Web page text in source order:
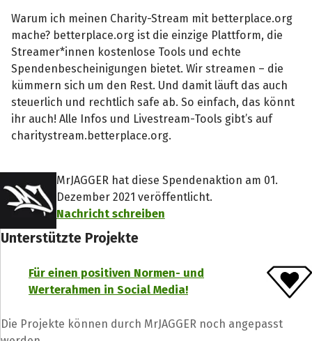
Warum ich meinen Charity-Stream mit betterplace.org
mache? betterplace.org ist die einzige Plattform, die
Streamer*innen kostenlose Tools und echte
Spendenbescheinigungen bietet. Wir streamen – die
kümmern sich um den Rest. Und damit läuft das auch
steuerlich und rechtlich safe ab. So einfach, das könnt
ihr auch! Alle Infos und Livestream-Tools gibt’s auf
charitystream.betterplace.org.
MrJAGGER hat diese Spendenaktion am 01.
Dezember 2021 veröffentlicht.
Nachricht schreiben
Unterstützte Projekte
Für einen positiven Normen- und
Werterahmen in Social Media!
Die Projekte können durch MrJAGGER noch angepasst
Teile die Spendenaktion